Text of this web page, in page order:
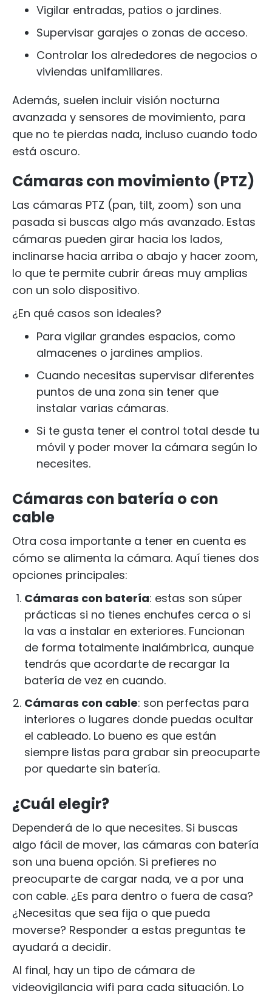
Vigilar entradas, patios o jardines.
Supervisar garajes o zonas de acceso.
Controlar los alrededores de negocios o
viviendas unifamiliares.
Además, suelen incluir visión nocturna
avanzada y sensores de movimiento, para
que no te pierdas nada, incluso cuando todo
está oscuro.
Cámaras con movimiento (PTZ)
Las cámaras PTZ (pan, tilt, zoom) son una
pasada si buscas algo más avanzado. Estas
cámaras pueden girar hacia los lados,
inclinarse hacia arriba o abajo y hacer zoom,
lo que te permite cubrir áreas muy amplias
con un solo dispositivo.
¿En qué casos son ideales?
Para vigilar grandes espacios, como
almacenes o jardines amplios.
Cuando necesitas supervisar diferentes
puntos de una zona sin tener que
instalar varias cámaras.
Si te gusta tener el control total desde tu
móvil y poder mover la cámara según lo
necesites.
Cámaras con batería o con
cable
Otra cosa importante a tener en cuenta es
cómo se alimenta la cámara. Aquí tienes dos
opciones principales:
Cámaras con batería: estas son súper
prácticas si no tienes enchufes cerca o si
la vas a instalar en exteriores. Funcionan
de forma totalmente inalámbrica, aunque
tendrás que acordarte de recargar la
batería de vez en cuando.
Cámaras con cable: son perfectas para
interiores o lugares donde puedas ocultar
el cableado. Lo bueno es que están
siempre listas para grabar sin preocuparte
por quedarte sin batería.
¿Cuál elegir?
Dependerá de lo que necesites. Si buscas
algo fácil de mover, las cámaras con batería
son una buena opción. Si prefieres no
preocuparte de cargar nada, ve a por una
con cable. ¿Es para dentro o fuera de casa?
¿Necesitas que sea fija o que pueda
moverse? Responder a estas preguntas te
ayudará a decidir.
Al final, hay un tipo de cámara de
videovigilancia wifi para cada situación. Lo